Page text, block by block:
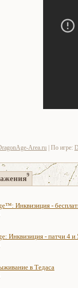
Area.ru | По игре:
9
Инквизиция -
Инквизиция - патчи 4 и
в Тедаса